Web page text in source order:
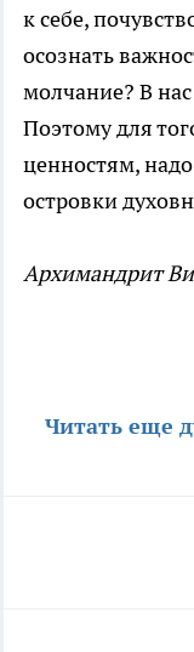
к себе,
осознать
молчание? В
Поэтому для
ценностям,
островки
Архимандрит
Читать еще